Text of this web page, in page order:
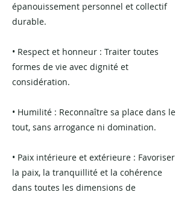
épanouissement personnel et collectif
durable.
• Respect et honneur : Traiter toutes
formes de vie avec dignité et
considération.
• Humilité : Reconnaître sa place dans le
tout, sans arrogance ni domination.
• Paix intérieure et extérieure : Favoriser
la paix, la tranquillité et la cohérence
dans toutes les dimensions de